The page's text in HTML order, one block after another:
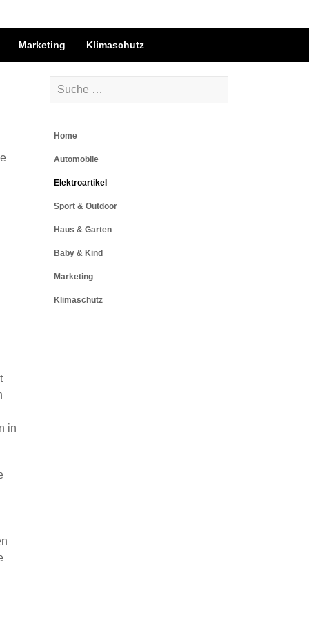
Marketing Klimaschutz
in
Home
Automobile
Elektroartikel
Sport & Outdoor
Haus & Garten
Baby & Kind
Marketing
Klimaschutz